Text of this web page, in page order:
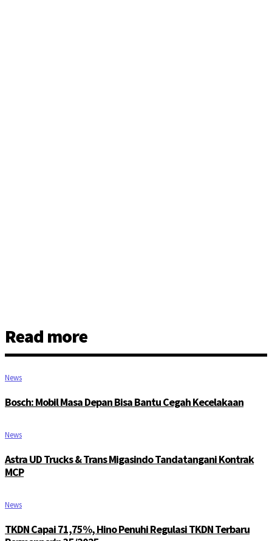
Read more
News
Bosch: Mobil Masa Depan Bisa Bantu Cegah Kecelakaan
News
Astra UD Trucks & Trans Migasindo Tandatangani Kontrak
MCP
News
TKDN Capai 71,75%, Hino Penuhi Regulasi TKDN Terbaru